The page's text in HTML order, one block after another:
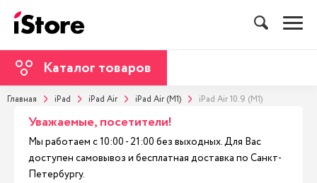
Каталог товаров
Главная iPad iPad Air iPad Air (M1) iPad Air 10.9 (M1)
Уважаемые, посетители!
Мы работаем с 10:00 - 21:00 без выходных. Для Вас
доступен самовывоз и бесплатная доставка по Санкт-
Петербургу.